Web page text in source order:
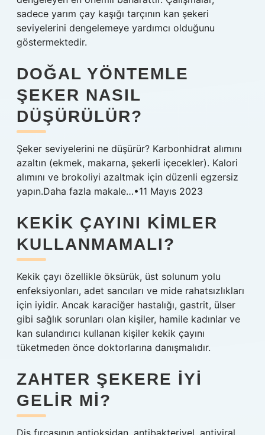
sadece yarım çay kaşığı tarçının kan şekeri
seviyelerini dengelemeye yardımcı olduğunu
göstermektedir.
DOĞAL YÖNTEMLE
ŞEKER NASIL
DÜŞÜRÜLÜR?
Şeker seviyelerini ne düşürür? Karbonhidrat alımını
azaltın (ekmek, makarna, şekerli içecekler). Kalori
alımını ve brokoliyi azaltmak için düzenli egzersiz
yapın.Daha fazla makale…•11 Mayıs 2023
KEKIK ÇAYINI KIMLER
KULLANMAMALI?
Kekik çayı özellikle öksürük, üst solunum yolu
enfeksiyonları, adet sancıları ve mide rahatsızlıkları
için iyidir. Ancak karaciğer hastalığı, gastrit, ülser
gibi sağlık sorunları olan kişiler, hamile kadınlar ve
kan sulandırıcı kullanan kişiler kekik çayını
tüketmeden önce doktorlarına danışmalıdır.
ZAHTER ŞEKERE IYI
GELIR MI?
Diş fırçasının antioksidan, antibakteriyel, antiviral